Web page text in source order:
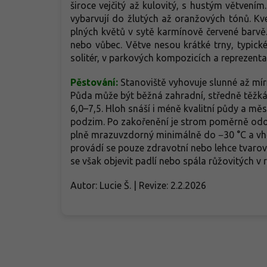
široce vejčitý až kulovitý, s hustým
vybarvují do žlutých až oranžových tónů.
plných květů v sytě karmínově červené
nebo vůbec. Větve nesou krátké trny,
solitér, v parkových kompozicích a
Pěstování: Stanoviště vyhovuje slunné až
Půda může být běžná zahradní, středně
6,0–7,5. Hloh snáší i méně kvalitní půdy a
podzim. Po zakořenění je strom poměrně
plně mrazuvzdorný minimálně do −30 °C a
provádí se pouze zdravotní nebo lehce
se však objevit padlí nebo spála růžovitých v
Autor: Lucie Š. | Revize: 2.2.2026